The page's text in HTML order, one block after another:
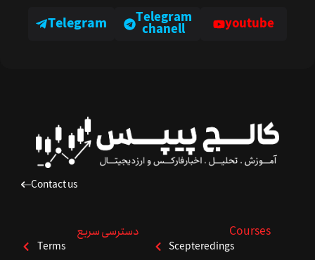
Telegram Telegram
chanell youtube
Contact us
دسترسی سریع
Terms
Courses
Scepteredings